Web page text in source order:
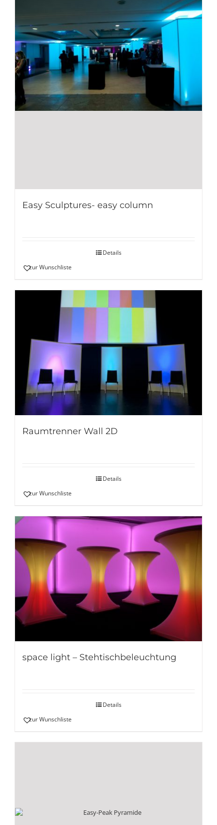
Easy Sculptures- easy column
Details
zur Wunschliste
Raumtrenner Wall 2D
Details
zur Wunschliste
space light – Stehtischbeleuchtung
Details
zur Wunschliste